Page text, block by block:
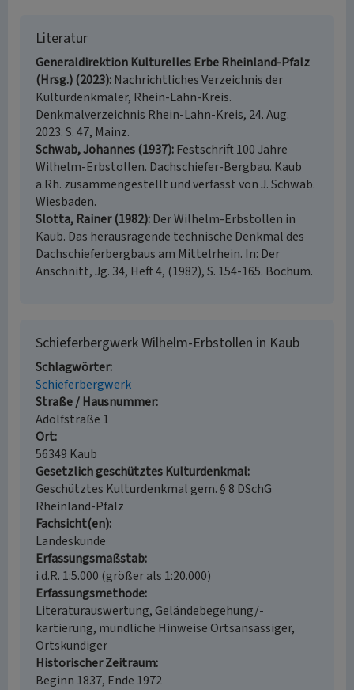
Literatur
Generaldirektion Kulturelles Erbe Rheinland-Pfalz
(Hrsg.) (2023) Nachrichtliches Verzeichnis der
Kulturdenkmäler, Rhein-Lahn-Kreis.
Denkmalverzeichnis Rhein-Lahn-Kreis, 24. Aug.
2023. S. 47, Mainz.
Schwab, Johannes (1937) Festschrift 100 Jahre
Wilhelm-Erbstollen. Dachschiefer-Bergbau. Kaub
a.Rh. zusammengestellt und verfasst von J. Schwab.
Wiesbaden.
Slotta, Rainer (1982) Der Wilhelm-Erbstollen in
Kaub. Das herausragende technische Denkmal des
Dachschieferbergbaus am Mittelrhein. In: Der
Anschnitt, Jg. 34, Heft 4, (1982), S. 154-165. Bochum.
Schieferbergwerk Wilhelm-Erbstollen in Kaub
Schlagwörter
Schieferbergwerk
Straße / Hausnummer
Adolfstraße 1
Ort
56349 Kaub
Gesetzlich geschütztes Kulturdenkmal
Geschütztes Kulturdenkmal gem. § 8 DSchG
Rheinland-Pfalz
Fachsicht(en)
Landeskunde
Erfassungsmaßstab
i.d.R. 1:5.000 (größer als 1:20.000)
Erfassungsmethode
Literaturauswertung, Geländebegehung/-
kartierung, mündliche Hinweise Ortsansässiger,
Ortskundiger
Historischer Zeitraum
Beginn 1837, Ende 1972